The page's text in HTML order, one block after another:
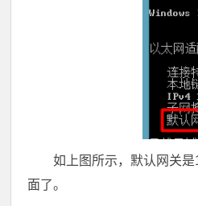
如上图所示，默认网关
面了。